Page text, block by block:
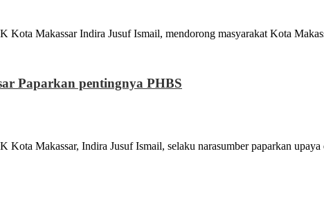
Makassar Indira Jusuf Ismail, mendorong masyarakat Kota
Paparkan pentingnya PHBS
Makassar, Indira Jusuf Ismail, selaku narasumber paparkan